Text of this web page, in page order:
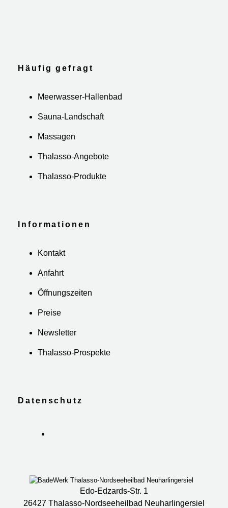
Häufig gefragt
Meerwasser-Hallenbad
Sauna-Landschaft
Massagen
Thalasso-Angebote
Thalasso-Produkte
Informationen
Kontakt
Anfahrt
Öffnungszeiten
Preise
Newsletter
Thalasso-Prospekte
Datenschutz
Edo-Edzards-Str. 1
26427 Thalasso-Nordseeheilbad Neuharlingersiel